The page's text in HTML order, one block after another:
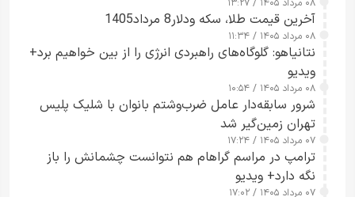
۰۸ مرداد ۱۴۰۵ / ۱۳:۲۷
آخرین قیمت طلا، سکه ودلار8 مرداد1405
۰۸ مرداد ۱۴۰۵ / ۱۱:۳۴
نتانیاهو: گلوگاه‌های راهبردی انرژی را از بین خواهیم برد+
ویدیو
۰۸ مرداد ۱۴۰۵ / ۱۰:۵۴
شرور سابقه‌دار عامل ضرب‌وشتم بانوان با شلیک پلیس
تهران زمین‌گیر شد
۰۷ مرداد ۱۴۰۵ / ۱۷:۲۴
ترامپ در مراسم گراهام هم نتوانست چشمانش را باز
نگه دارد+ ویدیو
۰۷ مرداد ۱۴۰۵ / ۱۷:۰۲